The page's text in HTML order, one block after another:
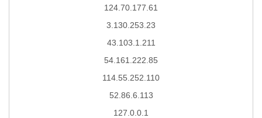
124.70.177.61
3.130.253.23
43.103.1.211
54.161.222.85
114.55.252.110
52.86.6.113
127.0.0.1